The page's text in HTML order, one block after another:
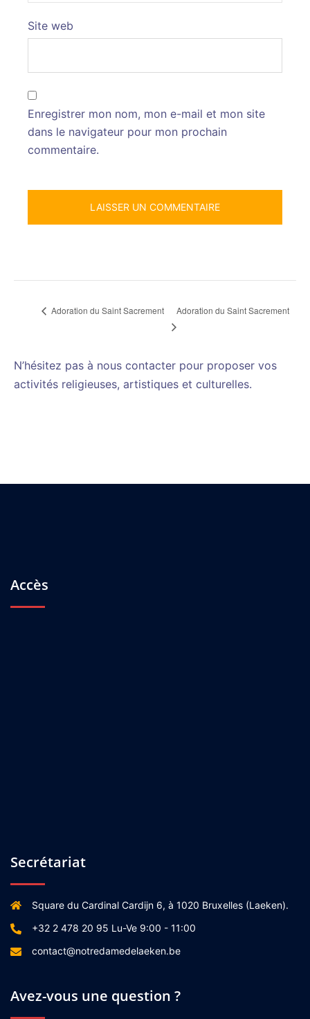
Site web
Enregistrer mon nom, mon e-mail et mon site
dans le navigateur pour mon prochain
commentaire.
Adoration du Saint Sacrement Adoration du Saint Sacrement
N’hésitez pas à nous contacter pour proposer vos
activités religieuses, artistiques et culturelles.
Accès
Secrétariat
Square du Cardinal Cardijn 6, à 1020 Bruxelles (Laeken).
+32 2 478 20 95 Lu-Ve 9:00 - 11:00
contact@notredamedelaeken.be
Avez-vous une question ?